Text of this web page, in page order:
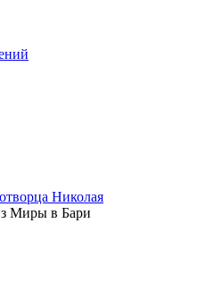
Николая
Миры в Бари